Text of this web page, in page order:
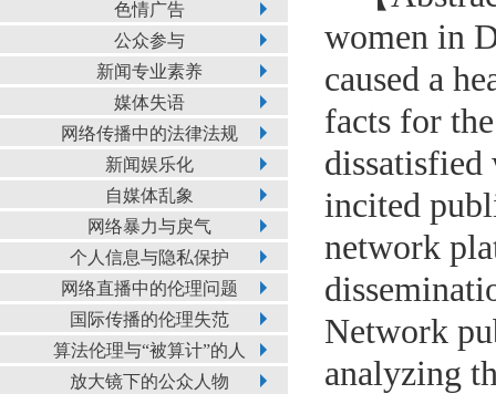
色情广告
公众参与
新闻专业素养
媒体失语
网络传播中的法律法规
新闻娱乐化
自媒体乱象
网络暴力与戾气
个人信息与隐私保护
网络直播中的伦理问题
国际传播的伦理失范
算法伦理与“被算计”的人
放大镜下的公众人物
women in
caused a
facts for
dissatisfied
incited
network
Network
analyzing